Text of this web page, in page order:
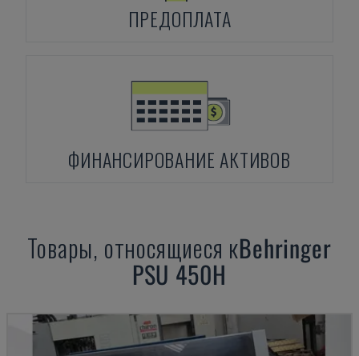
ПРЕДОПЛАТА
ФИНАНСИРОВАНИЕ АКТИВОВ
Товары, относящиеся кBehringer
PSU 450H